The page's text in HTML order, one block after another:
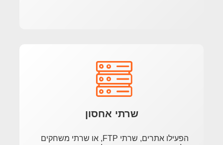
שרתי אחסון
הפעילו אתרים, שרתי FTP, או שרתי משחקים